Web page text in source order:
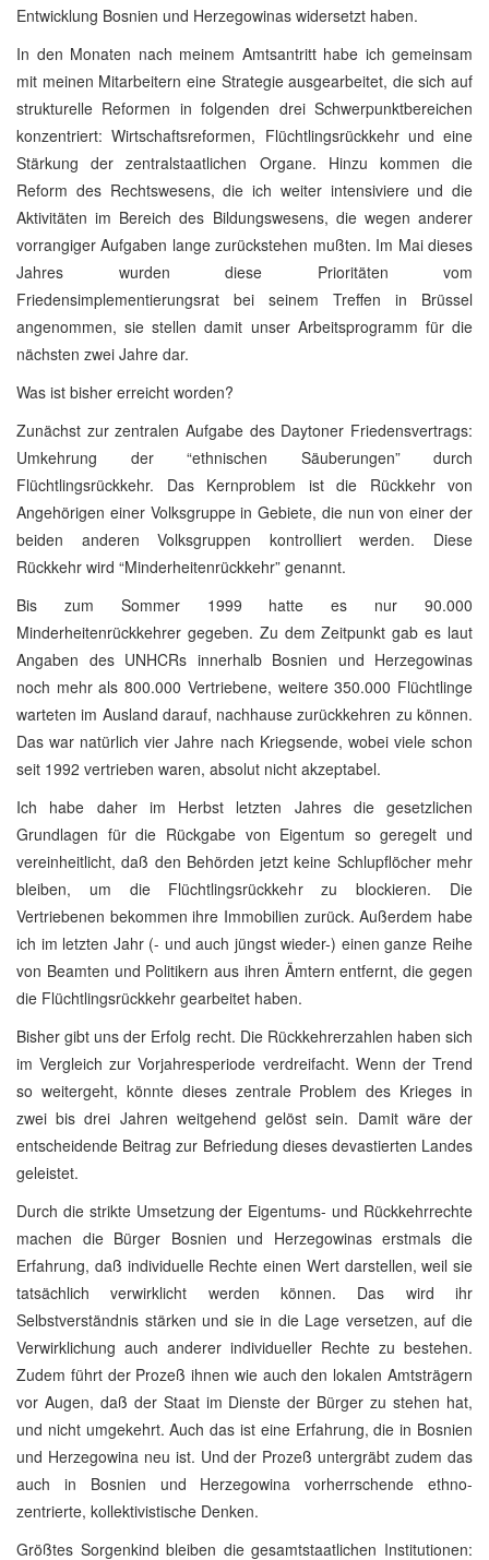
Entwicklung Bosnien und Herzegowinas widersetzt haben.
In den Monaten nach meinem Amtsantritt habe ich gemeinsam
mit meinen Mitarbeitern eine Strategie ausgearbeitet, die sich auf
strukturelle Reformen in folgenden drei Schwerpunktbereichen
konzentriert: Wirtschaftsreformen, Flüchtlingsrückkehr und eine
Stärkung der zentralstaatlichen Organe. Hinzu kommen die
Reform des Rechtswesens, die ich weiter intensiviere und die
Aktivitäten im Bereich des Bildungswesens, die wegen anderer
vorrangiger Aufgaben lange zurückstehen mußten. Im Mai dieses
Jahres wurden diese Prioritäten vom
Friedensimplementierungsrat bei seinem Treffen in Brüssel
angenommen, sie stellen damit unser Arbeitsprogramm für die
nächsten zwei Jahre dar.
Was ist bisher erreicht worden?
Zunächst zur zentralen Aufgabe des Daytoner Friedensvertrags:
Umkehrung der “ethnischen Säuberungen” durch
Flüchtlingsrückkehr. Das Kernproblem ist die Rückkehr von
Angehörigen einer Volksgruppe in Gebiete, die nun von einer der
beiden anderen Volksgruppen kontrolliert werden. Diese
Rückkehr wird “Minderheitenrückkehr” genannt.
Bis zum Sommer 1999 hatte es nur 90.000
Minderheitenrückkehrer gegeben. Zu dem Zeitpunkt gab es laut
Angaben des UNHCRs innerhalb Bosnien und Herzegowinas
noch mehr als 800.000 Vertriebene, weitere 350.000 Flüchtlinge
warteten im Ausland darauf, nachhause zurückkehren zu können.
Das war natürlich vier Jahre nach Kriegsende, wobei viele schon
seit 1992 vertrieben waren, absolut nicht akzeptabel.
Ich habe daher im Herbst letzten Jahres die gesetzlichen
Grundlagen für die Rückgabe von Eigentum so geregelt und
vereinheitlicht, daß den Behörden jetzt keine Schlupflöcher mehr
bleiben, um die Flüchtlingsrückkehr zu blockieren. Die
Vertriebenen bekommen ihre Immobilien zurück. Außerdem habe
ich im letzten Jahr (- und auch jüngst wieder-) einen ganze Reihe
von Beamten und Politikern aus ihren Ämtern entfernt, die gegen
die Flüchtlingsrückkehr gearbeitet haben.
Bisher gibt uns der Erfolg recht. Die Rückkehrerzahlen haben sich
im Vergleich zur Vorjahresperiode verdreifacht. Wenn der Trend
so weitergeht, könnte dieses zentrale Problem des Krieges in
zwei bis drei Jahren weitgehend gelöst sein. Damit wäre der
entscheidende Beitrag zur Befriedung dieses devastierten Landes
geleistet.
Durch die strikte Umsetzung der Eigentums- und Rückkehrrechte
machen die Bürger Bosnien und Herzegowinas erstmals die
Erfahrung, daß individuelle Rechte einen Wert darstellen, weil sie
tatsächlich verwirklicht werden können. Das wird ihr
Selbstverständnis stärken und sie in die Lage versetzen, auf die
Verwirklichung auch anderer individueller Rechte zu bestehen.
Zudem führt der Prozeß ihnen wie auch den lokalen Amtsträgern
vor Augen, daß der Staat im Dienste der Bürger zu stehen hat,
und nicht umgekehrt. Auch das ist eine Erfahrung, die in Bosnien
und Herzegowina neu ist. Und der Prozeß untergräbt zudem das
auch in Bosnien und Herzegowina vorherrschende ethno-
zentrierte, kollektivistische Denken.
Größtes Sorgenkind bleiben die gesamtstaatlichen Institutionen: